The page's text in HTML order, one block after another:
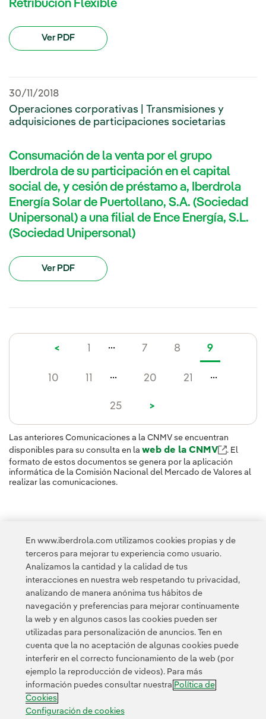
Retribución Flexible
Ver PDF
30/11/2018
Operaciones corporativas | Transmisiones y
adquisiciones de participaciones societarias
Consumación de la venta por el grupo
Iberdrola de su participación en el capital
social de, y cesión de préstamo a, Iberdrola
Energía Solar de Puertollano, S.A. (Sociedad
Unipersonal) a una filial de Ence Energía, S.L.
(Sociedad Unipersonal)
Ver PDF
< 1 ... 7 8 9
10 11 ... 20 21 ...
25 >
Las anteriores Comunicaciones a la CNMV se encuentran
disponibles para su consulta en la web de la CNMV
. El
formato de estos documentos se genera por la aplicación
informática de la Comisión Nacional del Mercado de Valores al
realizar las comunicaciones.
Contacta Clientes Política de Privacidad Información legal
Transparencia en el uso de la IA Política de cookies
Configuración de cookies Accesibilidad Canal de denuncias
En www.iberdrola.com utilizamos cookies propias y de
terceros para mejorar tu experiencia como usuario.
Analizamos la cantidad y la calidad de tus
interacciones en nuestra web respetando tu privacidad,
analizando de manera anónima tus hábitos de
navegación y preferencias para mejorar continuamente
la web y en algunos casos las cookies pueden ser
utilizadas para personalización de anuncios. Ten en
cuenta que la no aceptación de algunas cookies puede
interferir en el correcto funcionamiento de la web (por
ejemplo la reproducción de videos). Para más
información puedes consultar nuestra Política de
Cookies
Configuración de cookies